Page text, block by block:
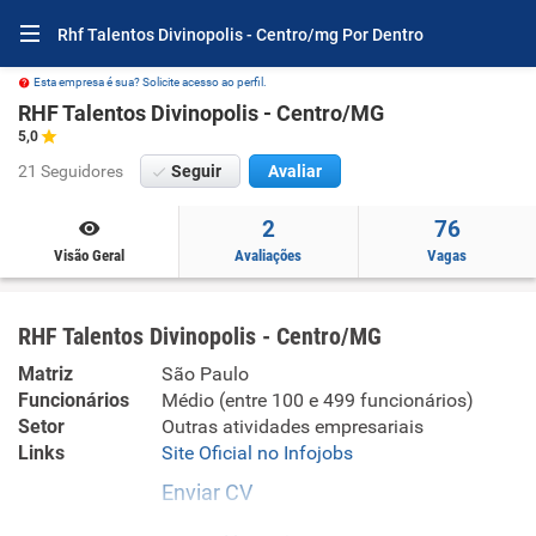
Rhf Talentos Divinopolis - Centro/mg Por Dentro
Esta empresa é sua? Solicite acesso ao perfil.
RHF Talentos Divinopolis - Centro/MG
5,0
21 Seguidores Seguir Avaliar
Visão Geral
2
Avaliações
76
Vagas
RHF Talentos Divinopolis - Centro/MG
Matriz
São Paulo
Funcionários
Médio (entre 100 e 499 funcionários)
Setor
Outras atividades empresariais
Links
Site Oficial no Infojobs
Enviar CV